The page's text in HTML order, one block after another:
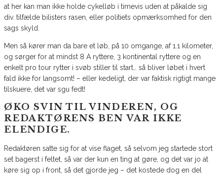
at her kan man ikke holde cykelløb i timevis uden at påkalde sig
div. tilfælde bilisters rasen, eller politiets opmærksomhed for den
sags skyld.
Men så kører man da bare et løb, på 10 omgange, af 1.1 kilometer,
og sørger for at mindst 8 A ryttere, 3 kontinental ryttere og en
enkelt pro tour rytter i svøb stiller til start… så bliver løbet i hvert
fald ikke for langsomt! – eller kedeligt, der var faktisk rigtigt mange
tilskuere, det var sgu fedt!
ØKO SVIN TIL VINDEREN, OG
REDAKTØRENS BEN VAR IKKE
ELENDIGE.
Redaktøren satte sig for at vise flaget, så selvom jeg startede stort
set bagerst i feltet, så var der kun en ting at gøre, og det var jo at
køre sig op i front, så det gjorde jeg – det kostede dog en del